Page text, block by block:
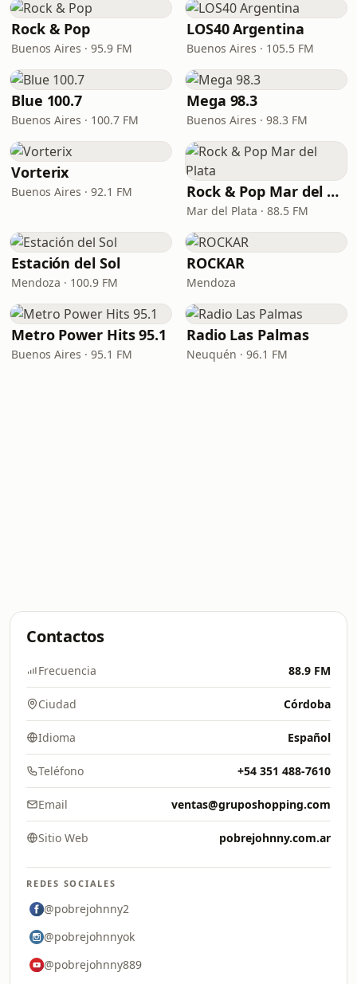
Rock & Pop
Buenos Aires · 95.9 FM
LOS40 Argentina
Buenos Aires · 105.5 FM
Blue 100.7
Buenos Aires · 100.7 FM
Mega 98.3
Buenos Aires · 98.3 FM
Vorterix
Buenos Aires · 92.1 FM Rock & Pop Mar del Plata
Mar del Plata · 88.5 FM
Estación del Sol
Mendoza · 100.9 FM
ROCKAR
Mendoza
Metro Power Hits 95.1
Buenos Aires · 95.1 FM
Radio Las Palmas
Neuquén · 96.1 FM
Contactos
Frecuencia 88.9 FM
Ciudad Córdoba
Idioma Español
Teléfono +54 351 488-7610
Email ventas@gruposhopping.com
Sitio Web pobrejohnny.com.ar
REDES SOCIALES
@pobrejohnny2
@pobrejohnnyok
@pobrejohnny889